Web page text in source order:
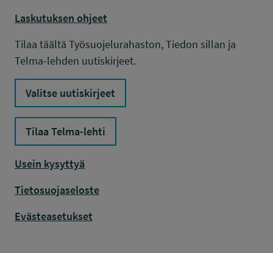
Laskutuksen ohjeet
Tilaa täältä Työsuojelurahaston, Tiedon sillan ja
Telma-lehden uutiskirjeet.
Valitse uutiskirjeet
Tilaa Telma-lehti
Usein kysyttyä
Tietosuojaseloste
Evästeasetukset